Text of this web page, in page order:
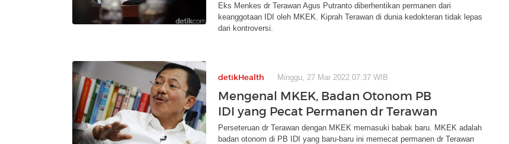
Eks Menkes dr Terawan Agus Putranto diberhentikan permanen dari
keanggotaan IDI oleh MKEK. Kiprah Terawan di dunia kedokteran tidak lepas
dari kontroversi.
detikHealth Minggu, 27 Mar 2022 07:37 WIB
Mengenal MKEK, Badan Otonom PB
IDI yang Pecat Permanen dr Terawan
Perseteruan dr Terawan dengan MKEK memasuki babak baru. MKEK adalah
badan otonom di PB IDI yang baru-baru ini memecat permanen dr Terawan